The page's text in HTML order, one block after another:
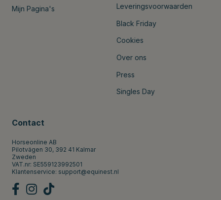
Mijn Pagina's
Leveringsvoorwaarden
Black Friday
Cookies
Over ons
Press
Singles Day
Contact
Horseonline AB
Pilotvägen 30, 392 41 Kalmar
Zweden
VAT.nr: SE559123992501
Klantenservice: support@equinest.nl